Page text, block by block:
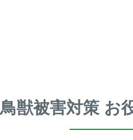
鳥獣被害対策 お